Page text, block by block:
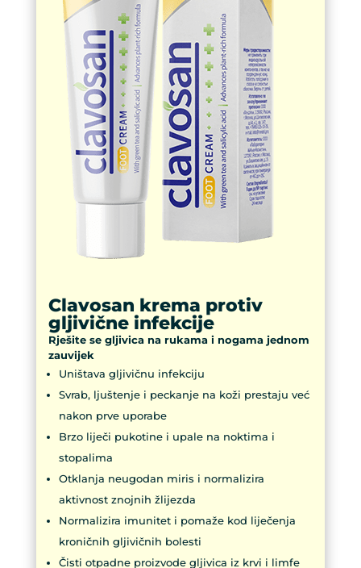
Clavosan krema protiv
gljivične infekcije
Rješite se gljivica na rukama i nogama jednom
zauvijek
Uništava gljivičnu infekciju
Svrab, ljuštenje i peckanje na koži prestaju već
nakon prve uporabe
Brzo liječi pukotine i upale na noktima i
stopalima
Otklanja neugodan miris i normalizira
aktivnost znojnih žlijezda
Normalizira imunitet i pomaže kod liječenja
kroničnih gljivičnih bolesti
Čisti otpadne proizvode gljivica iz krvi i limfe